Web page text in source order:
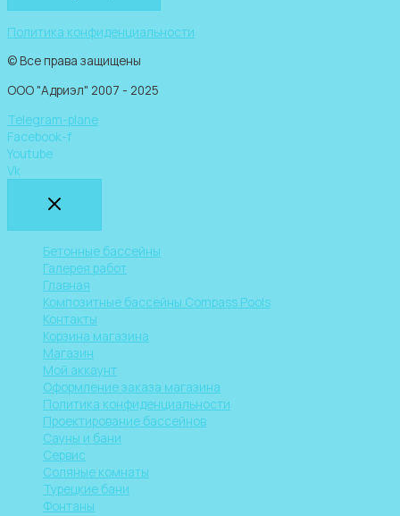
Политика конфиденциальности
© Все права защищены
ООО "Адриэл" 2007 - 2025
Telegram-plane
Facebook-f
Youtube
Vk
Бетонные бассейны
Галерея работ
Главная
Композитные бассейны Compass Pools
Контакты
Корзина магазина
Магазин
Мой аккаунт
Оформление заказа магазина
Политика конфиденциальности
Проектирование бассейнов
Сауны и бани
Сервис
Соляные комнаты
Турецкие бани
Фонтаны